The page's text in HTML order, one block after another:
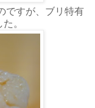
ですが、ブリ特有
。